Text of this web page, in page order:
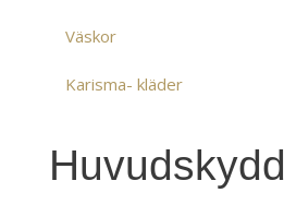
Väskor
Karisma- kläder
Huvudskydd